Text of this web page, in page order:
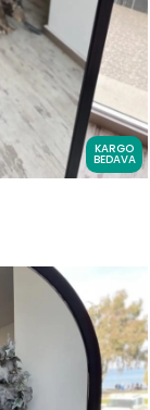
KARGO
BEDAVA